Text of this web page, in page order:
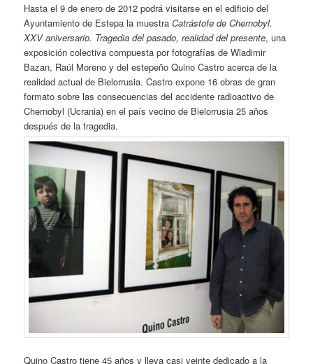
Hasta el 9 de enero de 2012 podrá visitarse en el edificio del
Ayuntamiento de Estepa la muestraCatrástofe de Chernobyl.
XXV aniversario. Tragedia del pasado, realidad del presente, una
exposición colectiva compuesta por fotografías de Wladimir
Bazan, Raúl Moreno y del estepeño Quino Castro acerca de la
realidad actual de Bielorrusia. Castro expone 16 obras de gran
formato sobre las consecuencias del accidente radioactivo de
Chernobyl (Ucrania) en el país vecino de Bielorrusia 25 años
después de la tragedia.
Quino Castro tiene 45 años y lleva casi veinte dedicado a la